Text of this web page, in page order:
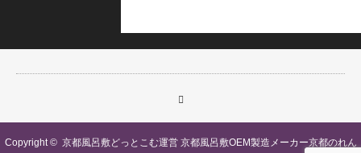
Copyright © 京都風呂敷どっとこむ運営 京都風呂敷OEM製造メーカー京都のれん